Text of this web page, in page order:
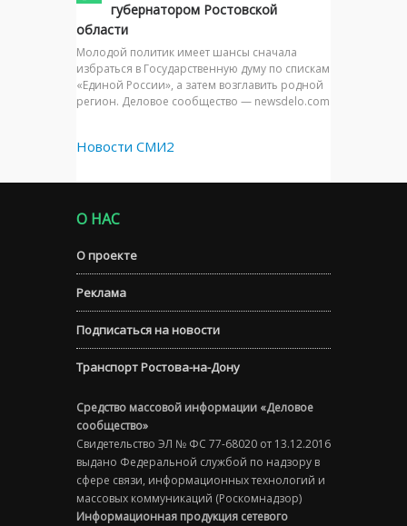
губернатором Ростовской
области
Молодой политик имеет шансы сначала
избраться в Государственную думу по спискам
«Единой России», а затем возглавить родной
регион. Деловое сообщество — newsdelo.com
Новости СМИ2
О НАС
О проекте
Реклама
Подписаться на новости
Транспорт Ростова-на-Дону
Средство массовой информации «Деловое
сообщество»
Свидетельство ЭЛ № ФС 77-68020 от 13.12.2016
выдано Федеральной службой по надзору в
сфере связи, информационных технологий и
массовых коммуникаций (Роскомнадзор)
Информационная продукция сетевого